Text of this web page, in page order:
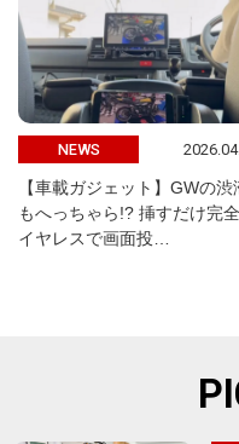
NEWS
【車載ガジェット】GWの渋
もへっちゃら!? 挿すだけ完
イヤレスで画面投…